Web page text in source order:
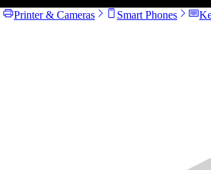
Printer & Cameras Smart Phones